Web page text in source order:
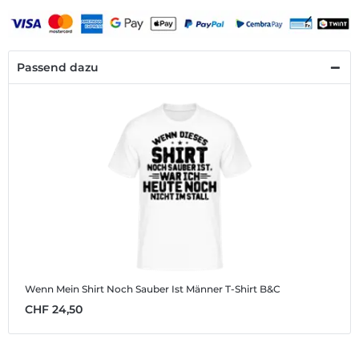
Passend dazu
Wenn Mein Shirt Noch Sauber Ist Männer T-Shirt B&C
CHF 24,50